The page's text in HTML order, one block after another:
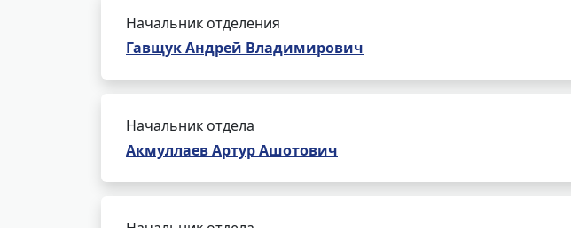
Начальник отделения
Гавщук Андрей Владимирович
Начальник отдела
Акмуллаев Артур Ашотович